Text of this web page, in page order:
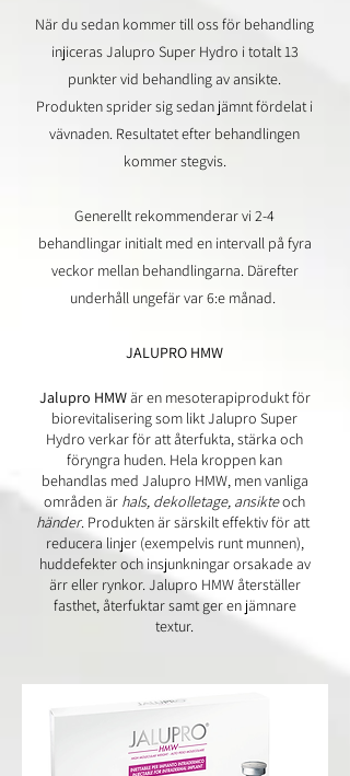
När du sedan kommer till oss för behandling
injiceras Jalupro Super Hydro i totalt 13
punkter vid behandling av ansikte.
Produkten sprider sig sedan jämnt fördelat i
vävnaden. Resultatet efter behandlingen
kommer stegvis.
Generellt rekommenderar vi 2-4
behandlingar initialt med en intervall på fyra
veckor mellan behandlingarna. Därefter
underhåll ungefär var 6:e månad.
JALUPRO HMW
Jalupro HMWär en mesoterapiprodukt för
biorevitalisering som liktJalupro Super
Hydro verkar för att återfukta, stärka och
föryngra huden. Hela kroppen kan
behandlas med Jalupro HMW, men vanliga
områden är hals, dekolletage, ansikteoch
händer. Produkten är särskilt effektiv för att
reducera linjer (exempelvis runt munnen),
huddefekter och insjunkningar orsakade av
ärr eller rynkor. Jalupro HMW återställer
fasthet, återfuktar samt ger en jämnare
textur.